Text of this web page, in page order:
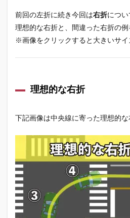
前回の左折に続き今回は右折につい
理想的な右折と、間違った右折の例
※画像をクリックすると大きいサイ
理想的な右折
下記画像は中央線に寄った理想的な